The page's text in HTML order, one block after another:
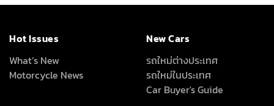
Hot Issues
What’s New
Motorcycle News
New Cars
รถใหม่ต่างประเทศ
รถใหม่ในประเทศ
Car Buyer's Guide